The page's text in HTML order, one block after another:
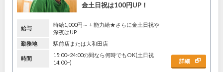
金土日祝は100円UP！
給与
時給1,000円～ + 能力給★さらに金土日祝や
深夜はUP
勤務地
駅前店または大和田店
時間
15:00~24:00の間なら何時でもOK(土日祝
14:00~)
詳細